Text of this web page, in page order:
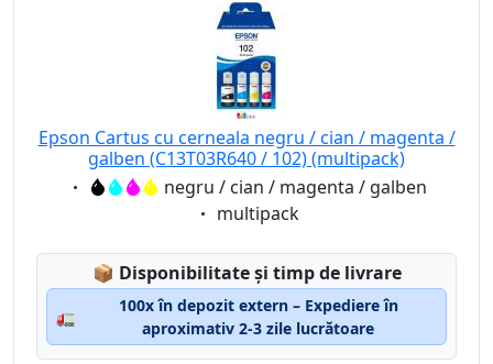
Epson Cartus cu cerneala negru / cian / magenta /
galben (C13T03R640 / 102) (multipack)
Eigenschaft:negru / cian / magenta / galben
Eigenschaft:
multipack
📦 Lagerstatus:
Disponibilitate și timp de livrare
🚛
100x în depozit extern – Expediere în
aproximativ 2-3 zile lucrătoare